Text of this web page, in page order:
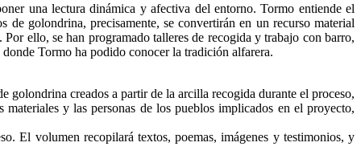
una lectura dinámica y afectiva del entorno. Tormo entiende el
golondrina, precisamente, se convertirán en un recurso material
ello, se han programado talleres de recogida y trabajo con barro,
Tormo ha podido conocer la tradición alfarera.
golondrina creados a partir de la arcilla recogida durante el proceso,
y las personas de los pueblos implicados en el proyecto,
El volumen recopilará textos, poemas, imágenes y testimonios, y